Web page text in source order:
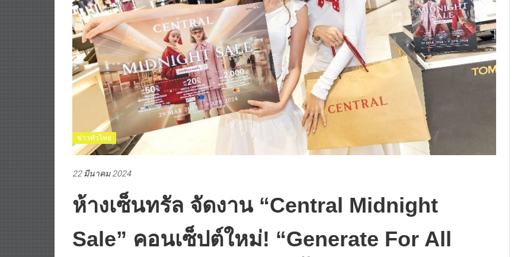
ข่าวทั่วไทย
22 มีนาคม 2024
ห้างเซ็นทรัล จัดงาน “Central Midnight
Sale” คอนเซ็ปต์ใหม่! “Generate For All